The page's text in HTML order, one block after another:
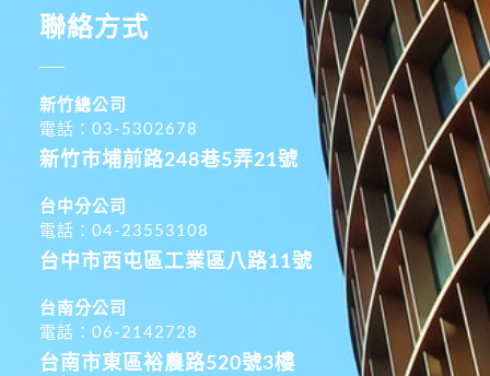
聯絡方式
新竹總公司
電話：03-5302678
新竹市埔前路248巷5弄21號
台中分公司
電話：04-23553108
台中市西屯區工業區八路11號
台南分公司
電話：06-2142728
台南市東區裕農路520號3樓